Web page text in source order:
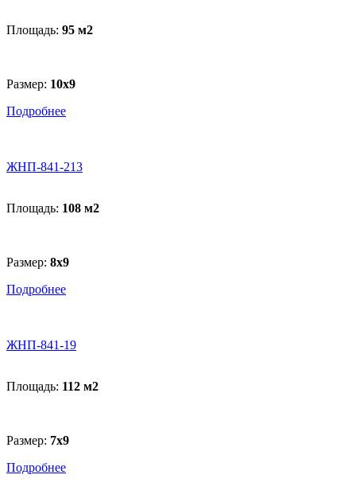
Площадь: 95 м2
Размер: 10х9
Подробнее
ЖНП-841-213
Площадь: 108 м2
Размер: 8x9
Подробнее
ЖНП-841-19
Площадь: 112 м2
Размер: 7х9
Подробнее